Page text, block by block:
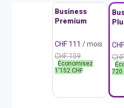
Business
Premium
CHF 111 / mois
CHF 159
Économisez
1'152 CHF
720